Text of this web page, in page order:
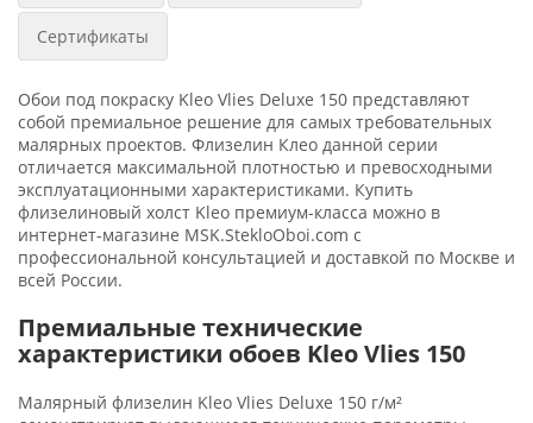
Сертификаты
Обои под покраску Kleo Vlies Deluxe 150 представляют
собой премиальное решение для самых требовательных
малярных проектов. Флизелин Клео данной серии
отличается максимальной плотностью и превосходными
эксплуатационными характеристиками. Купить
флизелиновый холст Kleo премиум-класса можно в
интернет-магазине MSK.StekloOboi.com с
профессиональной консультацией и доставкой по Москве и
всей России.
Премиальные технические
характеристики обоев Kleo Vlies 150
Малярный флизелин Kleo Vlies Deluxe 150 г/м²